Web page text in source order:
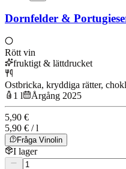
Dornfelder &
Rött vin
fruktigt & lättdrucket
Ostbricka, kryddiga rätter,
1 l
Årgång 2025
5,90 €
5,90 € / l
Fråga Vinolin
I lager